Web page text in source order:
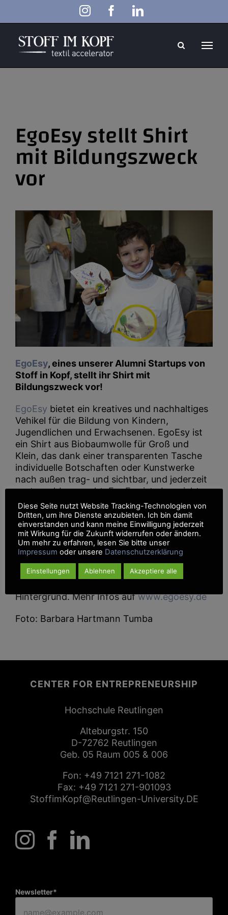
InstagramFacebookLinkedIn
EgoEsy stellt Shirt
mit Bildungszweck
vor
EgoEsy, eines unserer Alumni Startups von
Stoff in Kopf, stellt ihr Shirt mit
Bildungszweck vor!
EgoEsy bietet ein kreatives und nachhaltiges
Vehikel für die Bildung von Kindern,
Jugendlichen und Erwachsenen. EgoEsy ist
ein Shirt aus Biobaumwolle für Groß und
Klein, das dank einer transparenten Tasche
individuelle Botschaften oder Kunstwerke
nach außen trag- und sichtbar, und jederzeit
austauschbar macht. EgoEsy ist aber nicht
nur ein Shirt. In analogen und digitalen
Workshops fördern wir die Kreativität der
jungen Teilnehmer*innen und wollen für
Nachhaltigkeit und bedachten Konsum
sensibilisieren. Im therapeutischen &
pädagogischen Kontext kann das Shirt als
Vermittler helfen und funktioniert unabhängig
Hintergrund. Mehr Infos aufwww.egoesy.de
Foto: Barbara Hartmann Tumba
CENTER FOR ENTREPRENEURSHIP
Hochschule Reutlingen
Alteburgstr. 150
D-72762 Reutlingen
Geb. 05 Raum 005 & 006
Fon: +49 7121 271-1082
Fax: +49 7121 271-901093
StoffimKopf@Reutlingen-University.DE
Newsletter*
Diese Seite nutzt Website Tracking-Technologien von
Dritten, um ihre Dienste anzubieten. Ich bin damit
einverstanden und kann meine Einwilligung jederzeit
mit Wirkung für die Zukunft widerrufen oder ändern.
Um mehr zu erfahren, lesen Sie bitte unser
Impressum oder unsere Datenschutzerklärung
Einstellungen Ablehnen Akzeptiere alle